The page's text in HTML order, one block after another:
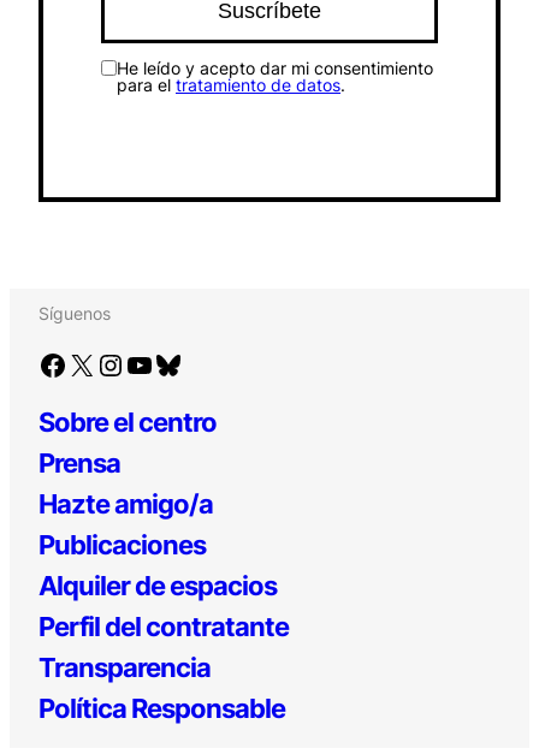
He leído y acepto dar mi consentimiento
para el tratamiento de datos.
Síguenos
Facebook X Instagram YouTube Bluesky
Sobre el centro
Prensa
Hazte amigo/a
Publicaciones
Alquiler de espacios
Perfil del contratante
Transparencia
Política Responsable